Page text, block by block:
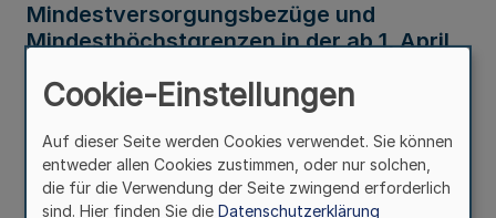
Mindestversorgungsbezüge und
Mindesthöchstgrenzen in der ab 1. April
Verwaltungsvorschrift
Cookie-Einstellungen
Auf dieser Seite werden Cookies verwendet. Sie können
entweder allen Cookies zustimmen, oder nur solchen,
die für die Verwendung der Seite zwingend erforderlich
sind. Hier finden Sie die Datenschutzerklärung